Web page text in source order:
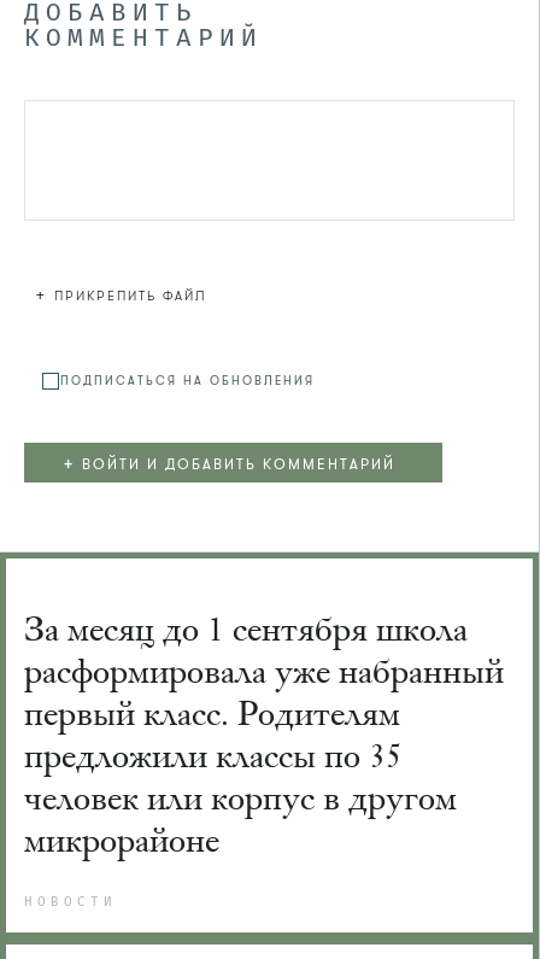
ДОБАВИТЬ
КОММЕНТАРИЙ
+ ПРИКРЕПИТЬ ФАЙЛ
ПОДПИСАТЬСЯ НА ОБНОВЛЕНИЯ
+ ВОЙТИ И ДОБАВИТЬ КОММЕНТАРИЙ
За месяц до 1 сентября школа
расформировала уже набранный
первый класс. Родителям
предложили классы по 35
человек или корпус в другом
микрорайоне
НОВОСТИ